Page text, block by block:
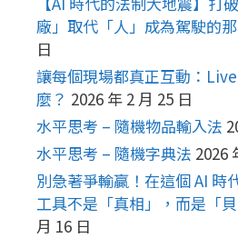
廠」取代「人」成為駕駛的
日
讓每個現場都真正互動：
麼？ 2026 年 2 月 25 日
水平思考 – 隨機物品輸入法
水平思考 – 隨機字典法 2026
別急著爭輸贏！在這個 AI 時
工具不是「真相」，而是「貝
月 16 日